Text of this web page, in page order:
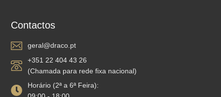
Contactos
geral@draco.pt
+351 22 404 43 26
(Chamada para rede fixa nacional)
Horário (2ª a 6ª Feira):